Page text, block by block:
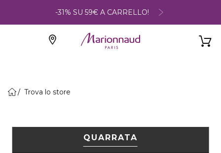
-31% SU 59€ A CARRELLO!
Trova lo store
QUARRATA